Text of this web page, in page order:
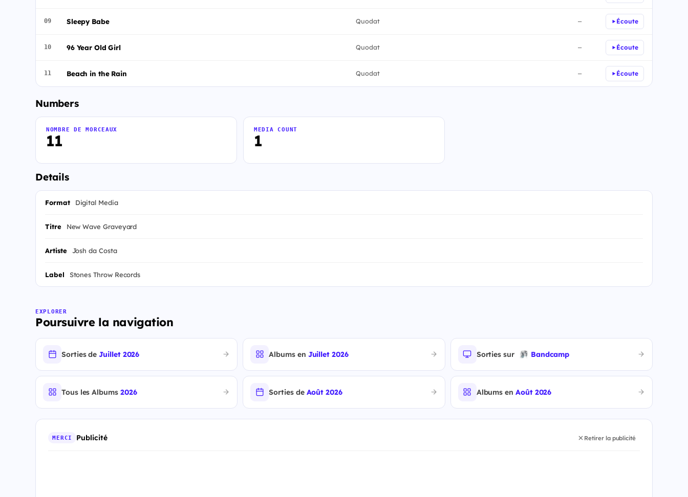
09 Sleepy Babe Quodat — Écoute
10 96 Year Old Girl Quodat — Écoute
11 Beach in the Rain Quodat — Écoute
Numbers
11
NOMBRE DE MORCEAUX
1
MEDIA COUNT
Details
Format Digital Media
Titre New Wave Graveyard
Artiste Josh da Costa
Label Stones Throw Records
EXPLORER
Poursuivre la navigation
Sorties deJuillet 2026 Albums en Juillet 2026 Sorties sur Bandcamp
Tous les Albums 2026 Sorties de Août 2026 Albums en Août 2026
MERCI Publicité Retirer la publicité